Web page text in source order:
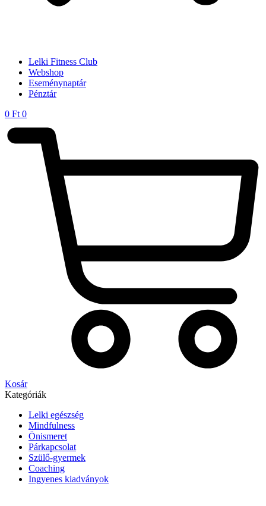
Lelki Fitness Club
Webshop
Eseménynaptár
Pénztár
0 Ft 0
Kosár
Kategóriák
Lelki egészség
Mindfulness
Önismeret
Párkapcsolat
Szülő-gyermek
Coaching
Ingyenes kiadványok